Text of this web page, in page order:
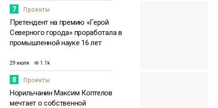
7 Проекты
Претендент на премию «Герой
Северного города» проработала в
промышленной науке 16 лет
29 июля 1.1k
8 Проекты
Норильчанин Максим Коптелов
мечтает о собственной